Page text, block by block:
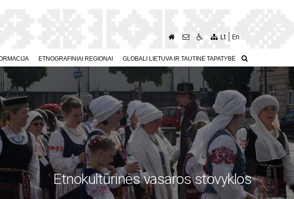
Lt En
ETNOGRAFINIAI REGIONAI GLOBALI LIETUVA IR TAUTINĖ TAPATYBĖ
Etnokultūrinės vasaros stovyklos